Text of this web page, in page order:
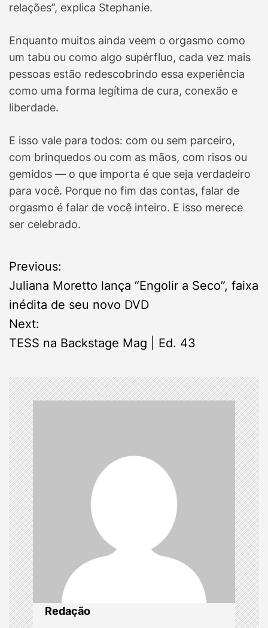
relações”, explica Stephanie.
Enquanto muitos ainda veem o orgasmo como
um tabu ou como algo supérfluo, cada vez mais
pessoas estão redescobrindo essa experiência
como uma forma legítima de cura, conexão e
liberdade.
E isso vale para todos: com ou sem parceiro,
com brinquedos ou com as mãos, com risos ou
gemidos — o que importa é que seja verdadeiro
para você. Porque no fim das contas, falar de
orgasmo é falar de você inteiro. E isso merece
ser celebrado.
P
o
s
n
a
v
i
g
a
t
i
o
Previous:
Juliana Moretto lança “Engolir a Seco”, faixa
inédita de seu novo DVD
Next:
TESS na Backstage Mag | Ed. 43
Redação